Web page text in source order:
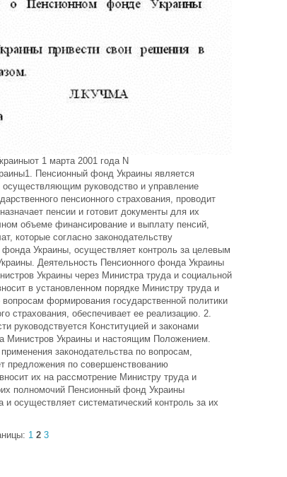
1 марта 2001 года N
Пенсионный фонд Украины является
руководство и управление
пенсионного страхования, проводит
пенсии и готовит документы для их
объеме финансирование и выплату пенсий,
которые согласно законодательству
Украины, осуществляет контроль за целевым
Деятельность Пенсионного фонда Украины
Украины через Министра труда и социальной
в установленном порядке Министру труда и
формирования государственной политики
страхования, обеспечивает ее реализацию. 2.
руководствуется Конституцией и законами
Министров Украины и настоящим Положением.
законодательства по вопросам,
предложения по совершенствованию
их на рассмотрение Министру труда и
полномочий Пенсионный фонд Украины
и осуществляет систематический контроль за их
1 2 3